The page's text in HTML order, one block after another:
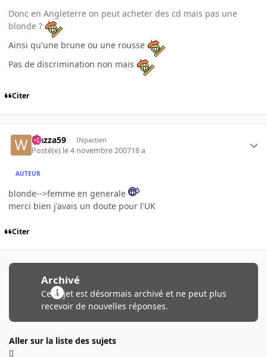
Donc en Angleterre on peut acheter des cd mais pas une
blonde ?
Ainsi qu'une brune ou une rousse
Pas de discrimination non mais
Citer
wazza59 INpactien
Posté(e) le 4 novembre 200718 a
AUTEUR
blonde-->femme en generale
merci bien j'avais un doute pour l'UK
Citer
Archivé
Ce sujet est désormais archivé et ne peut plus
recevoir de nouvelles réponses.
Aller sur la liste des sujets